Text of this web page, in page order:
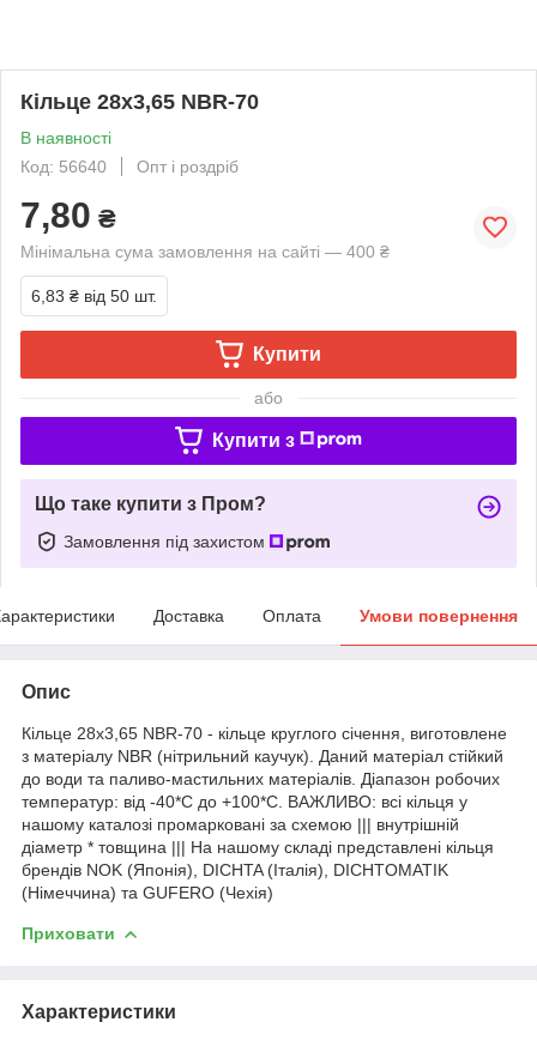
Кільце 28х3,65 NBR-70
В наявності
Код: 56640
Опт і роздріб
7,80 ₴
Мінімальна сума замовлення на сайті — 400 ₴
6,83 ₴ від 50 шт.
Купити
або
Купити з
Що таке купити з Пром?
Замовлення під захистом
Доставка Оплата Умови повернення
Опис
Кільце 28х3,65 NBR-70 - кільце круглого січення, виготовлене
з матеріалу NBR (нітрильний каучук). Даний матеріал стійкий
до води та паливо-мастильних матеріалів. Діапазон робочих
температур: від -40*С до +100*С. ВАЖЛИВО: всі кільця у
нашому каталозі промарковані за схемою ||| внутрішній
діаметр * товщина ||| На нашому складі представлені кільця
брендів NOK (Японія), DICHTA (Італія), DICHTOMATIK
(Німеччина) та GUFERO (Чехія)
Приховати
Характеристики